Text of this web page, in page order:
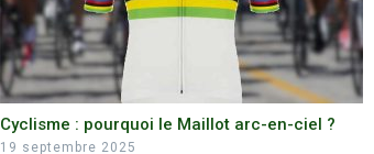
Cyclisme : pourquoi le Maillot arc-en-ciel ?
19 septembre 2025